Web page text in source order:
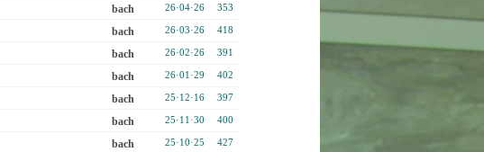
bach 26·04·26 353
bach 26·03·26 418
bach 26·02·26 391
bach 26·01·29 402
bach 25·12·16 397
bach 25·11·30 400
bach 25·10·25 427